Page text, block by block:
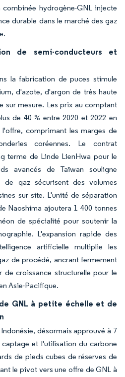
hydrogène-GNL injecte
durable dans le marché des gaz
de semi-conducteurs et
la fabrication de puces stimule
d'azote, d'argon de très haute
sur mesure. Les prix au comptant
de 40 % entre 2020 et 2022 en
comprimant les marges de
coréennes. Le contrat
terme de Linde LienHwa pour le
avancés de Taïwan souligne
de gaz sécurisent des volumes
sur site. L'unité de séparation
Naoshima ajoutera 1 400 tonnes
de spécialité pour soutenir la
L'expansion rapide des
artificielle multiplie les
de procédé, ancrant fermement
croissance structurelle pour le
Asie-Pacifique.
GNL à petite échelle et de
désormais approuvé à 7
et l'utilisation du carbone
de pieds cubes de réserves de
le pivot vers une offre de GNL à